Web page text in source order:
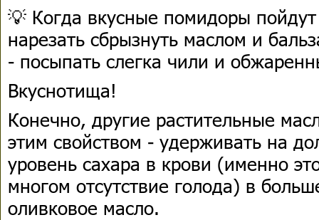
💡 Когда вкусные помидоры
нарезать сбрызнуть маслом и
- посыпать слегка чили и
Вкуснотища!
Конечно, другие растительные
этим свойством - удерживать на
уровень сахара в крови (именно
многом отсутствие голода) в
оливковое масло.